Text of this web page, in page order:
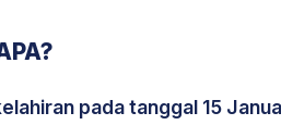
pada tanggal 15